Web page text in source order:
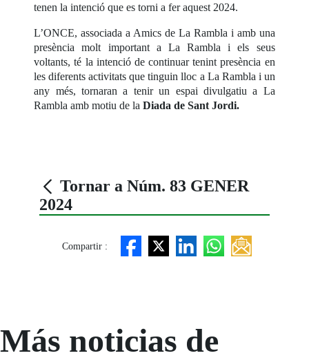
tenen la intenció que es torni a fer aquest 2024.
L’ONCE, associada a Amics de La Rambla i amb una
presència molt important a La Rambla i els seus
voltants, té la intenció de continuar tenint presència en
les diferents activitats que tinguin lloc a La Rambla i un
any més, tornaran a tenir un espai divulgatiu a La
Rambla amb motiu de laDiada de Sant Jordi.
Tornar a Núm. 83 GENER
2024
Compartir :
Más noticias de